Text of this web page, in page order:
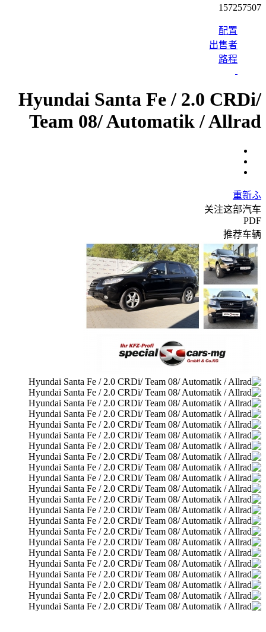
157257507
配置
出售者
路程
Hyundai Santa Fe / 2.0 CRDi/
Team 08/ Automatik / Allrad
重新ふ
关注这部汽车
PDF
推荐车辆